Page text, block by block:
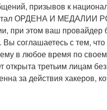
призывов к
ОРДЕНА И
этом ваш провайдер
соглашаетесь с тем,
в любое время по
третьим лицам
действия хакеров,